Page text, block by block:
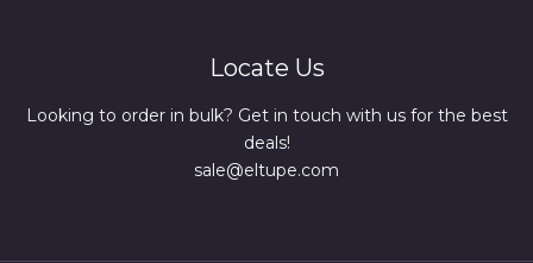
Locate Us
Looking to order in bulk? Get in touch with us for the best
deals!
sale@eltupe.com